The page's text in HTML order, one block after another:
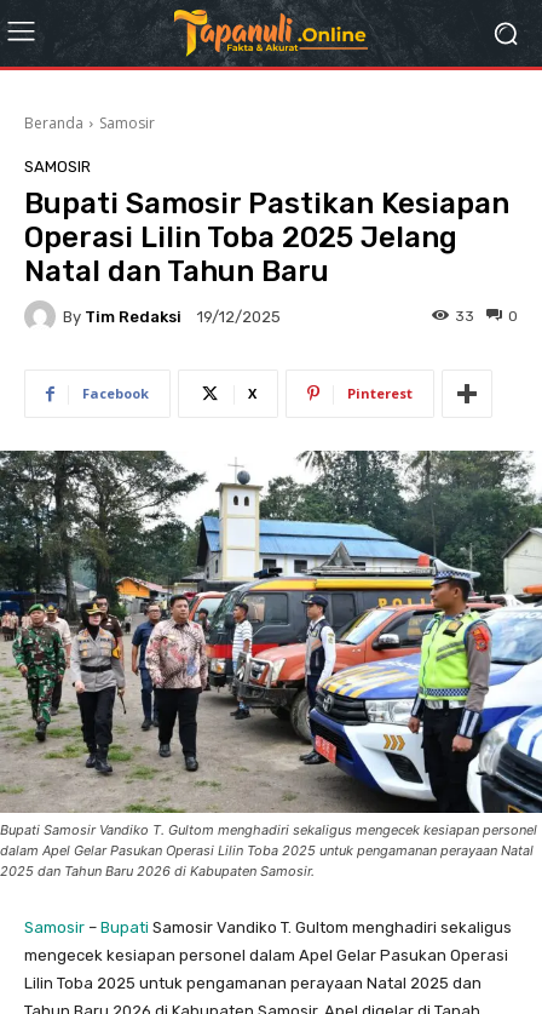
Beranda Samosir
SAMOSIR
Bupati Samosir Pastikan Kesiapan
Operasi Lilin Toba 2025 Jelang
Natal dan Tahun Baru
By Tim Redaksi 19/12/2025 0
33
Facebook X Pinterest
Bupati Samosir Vandiko T. Gultom menghadiri sekaligus mengecek kesiapan personel
dalam Apel Gelar Pasukan Operasi Lilin Toba 2025 untuk pengamanan perayaan Natal
2025 dan Tahun Baru 2026 di Kabupaten Samosir.
Samosir – Bupati Samosir Vandiko T. Gultom menghadiri sekaligus
mengecek kesiapan personel dalam Apel Gelar Pasukan Operasi
Lilin Toba 2025 untuk pengamanan perayaan Natal 2025 dan